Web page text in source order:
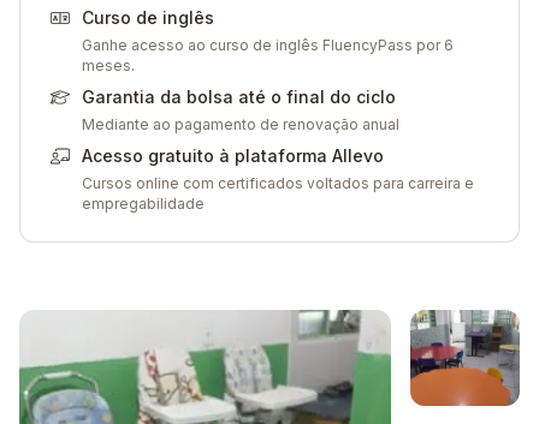
Curso de inglês
Ganhe acesso ao curso de inglês FluencyPass por 6
meses.
Garantia da bolsa até o final do ciclo
Mediante ao pagamento de renovação anual
Acesso gratuito à plataforma Allevo
Cursos online com certificados voltados para carreira e
empregabilidade
Galeria de imagem